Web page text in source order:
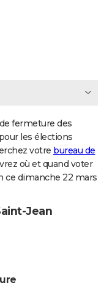
fermeture des
les élections
votre bureau de
où et quand voter
ce dimanche 22 mars
Jean